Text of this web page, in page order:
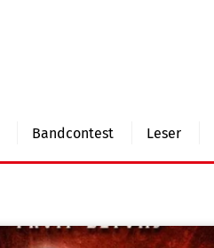
Bandcontest Leser